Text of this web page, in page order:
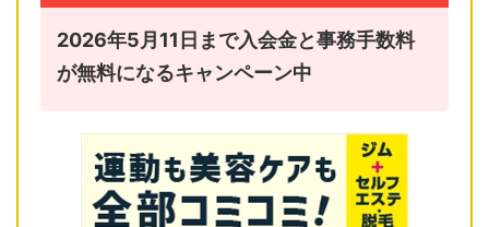
2026年5月11日まで入会金と事務手数料
が無料になるキャンペーン中